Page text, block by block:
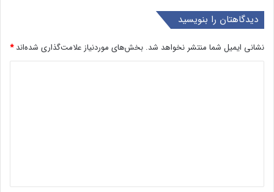
دیدگاهتان را بنویسید
نشانی ایمیل شما منتشر نخواهد شد. بخش‌های موردنیاز علامت‌گذاری شده‌اند*